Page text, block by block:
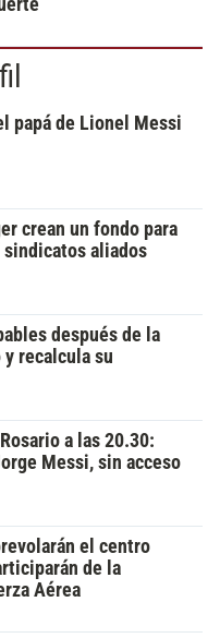
papá de Lionel Messi
crean un fondo para
sindicatos aliados
después de la
recalcula su
a las 20.30:
Messi, sin acceso
el centro
de la
Aérea